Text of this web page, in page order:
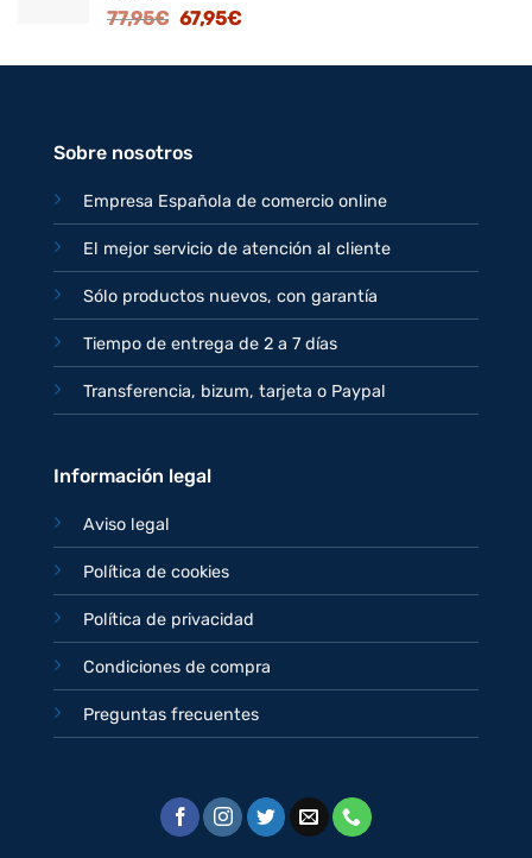
125,95€.
77,95€ El
original
67,95€El
actual
Sobre nosotros
Empresa Española de comercio online
El mejor servicio de atención al cliente
Sólo productos nuevos, con garantía
Tiempo de entrega de 2 a 7 días
Transferencia, bizum, tarjeta o Paypal
Información legal
Aviso legal
Política de cookies
Política de privacidad
Condiciones de compra
Preguntas frecuentes